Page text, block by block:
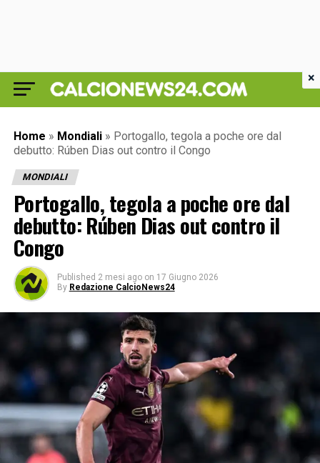
Home » Mondiali » Portogallo, tegola a poche ore dal
debutto: Rúben Dias out contro il Congo
MONDIALI
Portogallo, tegola a poche ore dal
debutto: Rúben Dias out contro il
Congo
Published 2 mesi ago on 17 Giugno 2026
By Redazione CalcioNews24
×